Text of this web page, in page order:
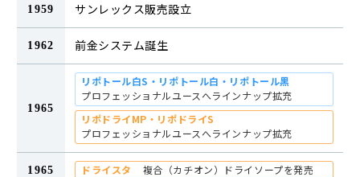
1959 サンレックス販売設立
1962 前金システム誕生
1965
リポトール白S・リポトール白・リポトール黒
プロフェッショナルユースへラインナップ拡充
リポドライMP・リポドライS
プロフェッショナルユースへラインナップ拡充
1965 ドライスタ 複合（カチオン）ドライソープを発売